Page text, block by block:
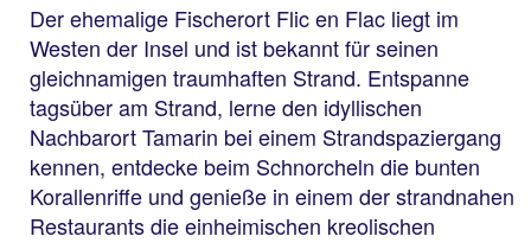
Der ehemalige Fischerort Flic en Flac liegt im
Westen der Insel und ist bekannt für seinen
gleichnamigen traumhaften Strand. Entspanne
tagsüber am Strand, lerne den idyllischen
Nachbarort Tamarin bei einem Strandspaziergang
kennen, entdecke beim Schnorcheln die bunten
Korallenriffe und genieße in einem der strandnahen
Restaurants die einheimischen kreolischen